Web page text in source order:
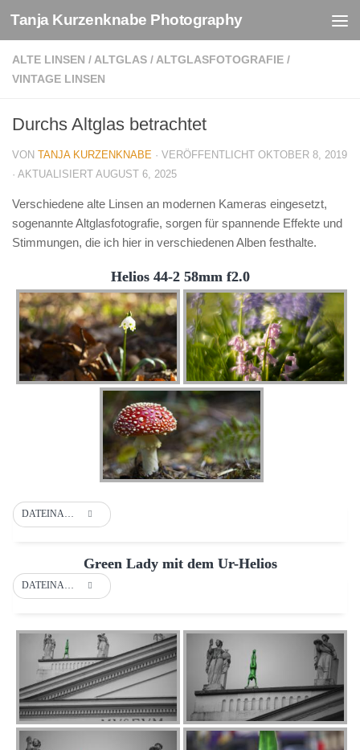
Zum Inhalt springen
Tanja Kurzenknabe Photography
ALTE LINSEN / ALTGLAS / ALTGLASFOTOGRAFIE /
VINTAGE LINSEN
Durchs Altglas betrachtet
VON TANJA KURZENKNABE · VERÖFFENTLICHT OKTOBER 8, 2019
· AKTUALISIERT AUGUST 6, 2025
Verschiedene alte Linsen an modernen Kameras eingesetzt,
sogenannte Altglasfotografie, sorgen für spannende Effekte und
Stimmungen, die ich hier in verschiedenen Alben festhalte.
Helios 44-2 58mm f2.0
Green Lady mit dem Ur-Helios